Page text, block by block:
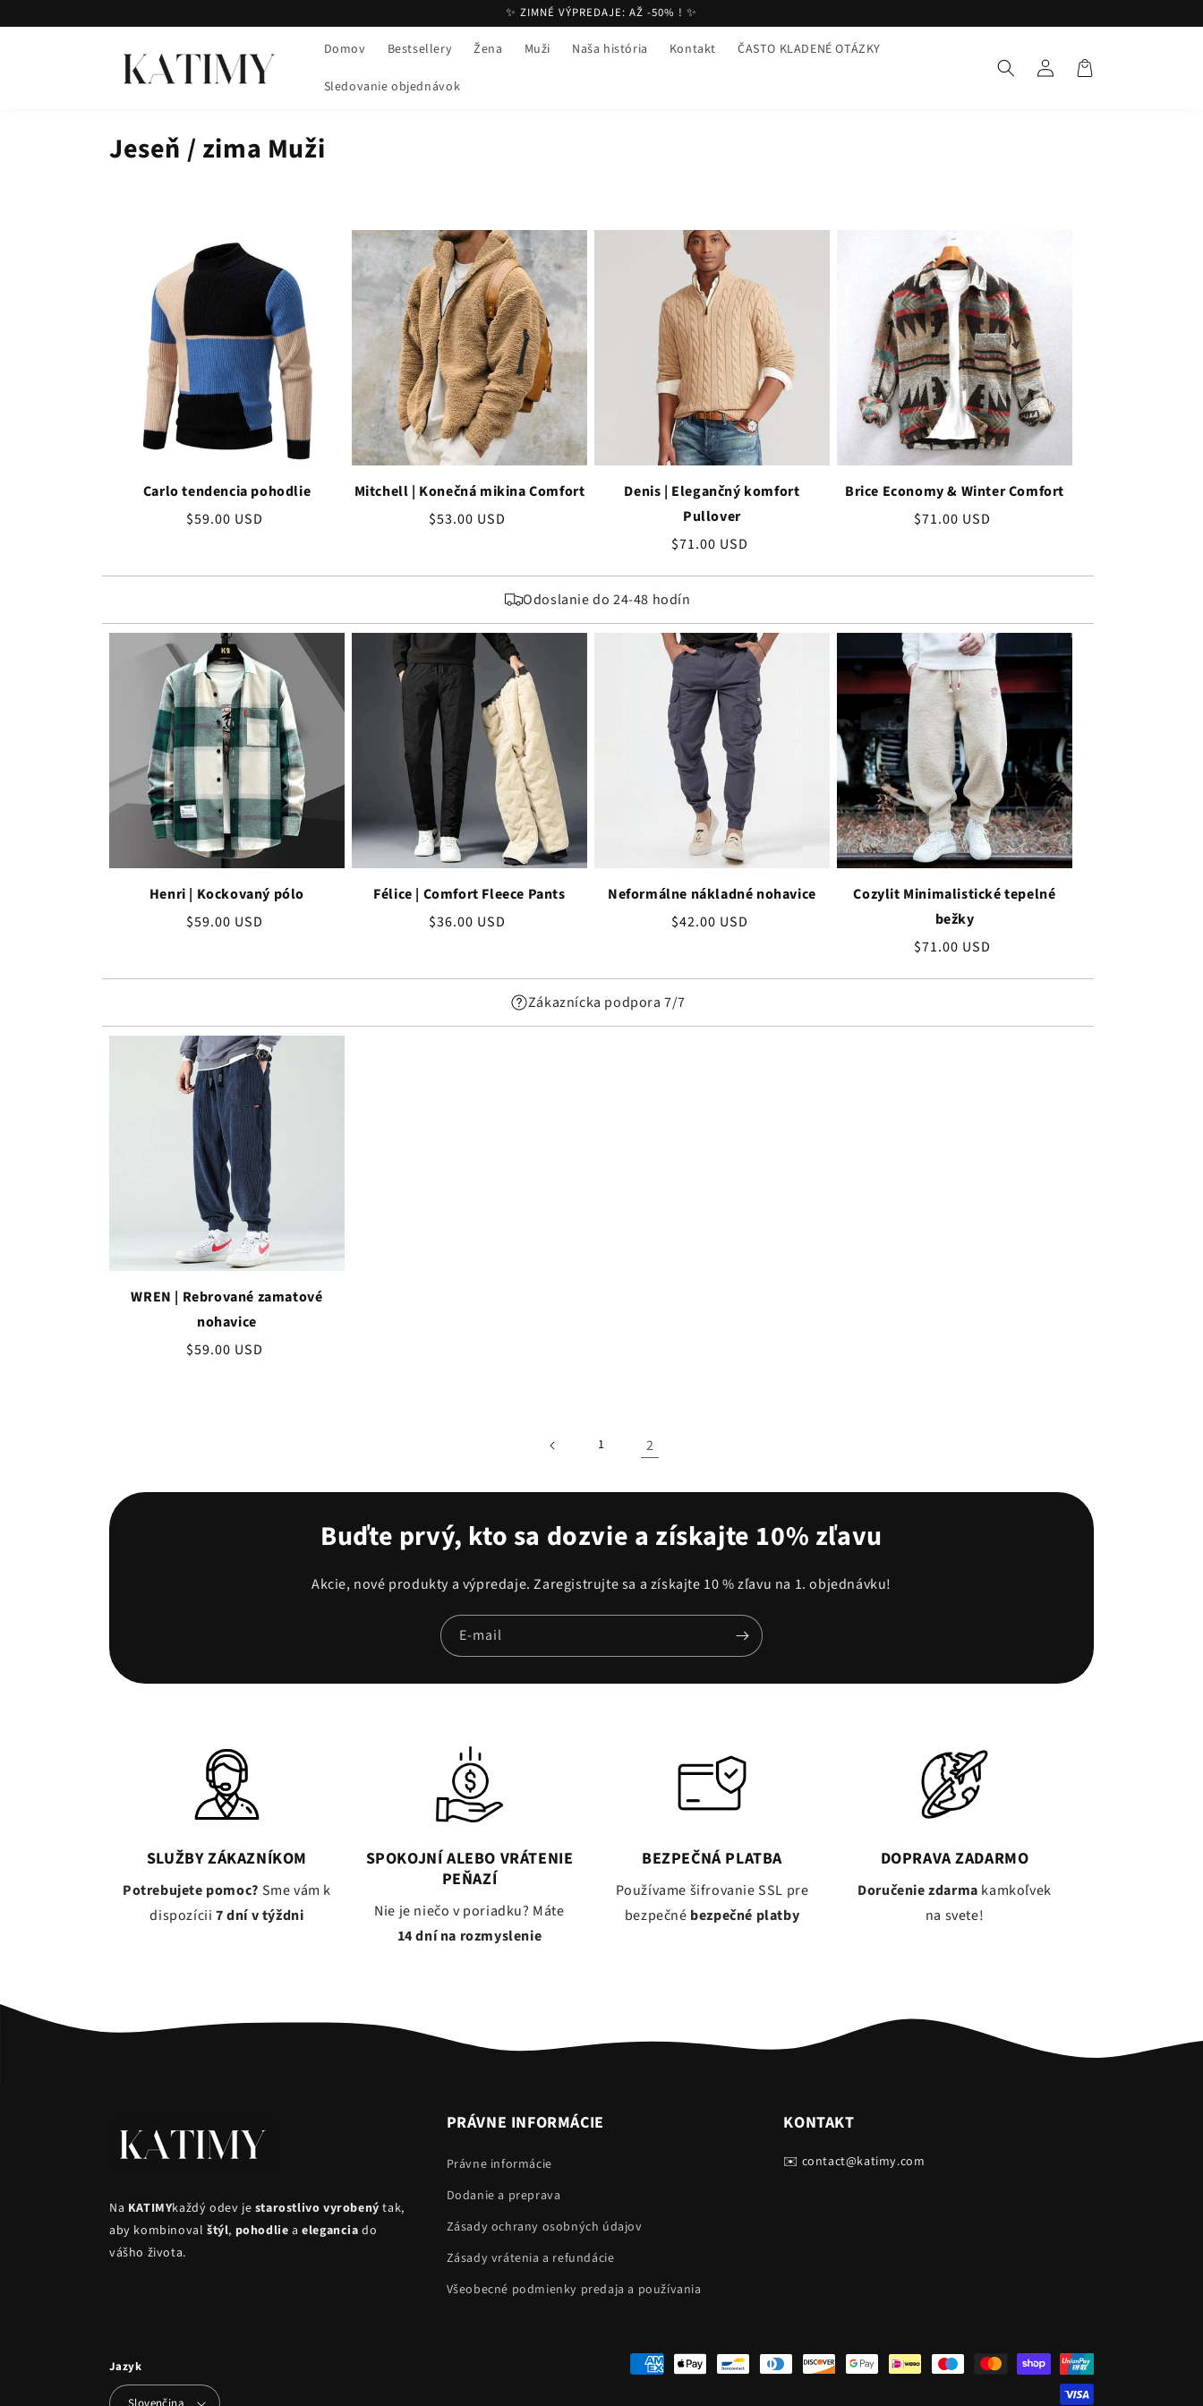
✨ ZIMNÉ VÝPREDAJE: AŽ -50% ! ✨
Domov Bestsellery Žena Muži Naša história Kontakt ČASTO KLADENÉ OTÁZKY
Sledovanie objednávok
Spojenie Košík
Jeseň / zima Muži
Carlo tendencia pohodlie
Bežná
$59.00 USD
Mitchell | Konečná mikina Comfort
Bežná
$53.00 USD
Denis | Elegančný komfort
Pullover
Bežná
$71.00 USD
Brice Economy & Winter Comfort
Bežná
$71.00 USD
Odoslanie do 24-48 hodín
Henri | Kockovaný pólo
Bežná
$59.00 USD
Félice | Comfort Fleece Pants
Bežná
$36.00 USD
Neformálne nákladné nohavice
Bežná
$42.00 USD
Cozylit Minimalistické tepelné
bežky
Bežná
$71.00 USD
Zákaznícka podpora 7/7
WREN | Rebrované zamatové
nohavice
Bežná
$59.00 USD
1 2
Buďte prvý, kto sa dozvie a získajte 10% zľavu
Akcie, nové produkty a výpredaje. Zaregistrujte sa a získajte 10 % zľavu na 1. objednávku!
E-mail
SLUŽBY ZÁKAZNÍKOM
Potrebujete pomoc? Sme vám k
dispozícii7 dní v týždni
SPOKOJNÍ ALEBO VRÁTENIE
PEŇAZÍ
Nie je niečo v poriadku? Máte
14 dní na rozmyslenie
BEZPEČNÁ PLATBA
Používame šifrovanie SSL pre
bezpečné bezpečné platby
DOPRAVA ZADARMO
Doručenie zdarma kamkoľvek
na svete!
Na KATIMYkaždý odev je starostlivo vyrobený tak,
aby kombinoval štýl, pohodlie aeleganciado
vášho života.
PRÁVNE INFORMÁCIE
Právne informácie
Dodanie a preprava
Zásady ochrany osobných údajov
Zásady vrátenia a refundácie
Všeobecné podmienky predaja a používania
KONTAKT
✉️ contact@katimy.com
Jazyk
Spôsoby